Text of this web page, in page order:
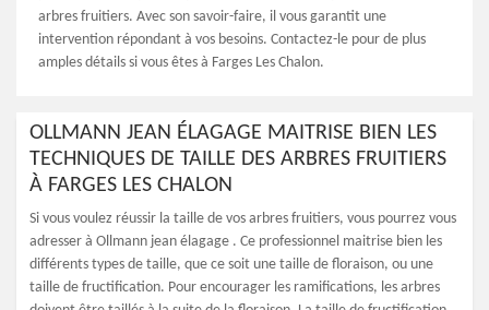
arbres fruitiers. Avec son savoir-faire, il vous garantit une
intervention répondant à vos besoins. Contactez-le pour de plus
amples détails si vous êtes à Farges Les Chalon.
OLLMANN JEAN ÉLAGAGE MAITRISE BIEN LES
TECHNIQUES DE TAILLE DES ARBRES FRUITIERS
À FARGES LES CHALON
Si vous voulez réussir la taille de vos arbres fruitiers, vous pourrez vous
adresser à Ollmann jean élagage . Ce professionnel maitrise bien les
différents types de taille, que ce soit une taille de floraison, ou une
taille de fructification. Pour encourager les ramifications, les arbres